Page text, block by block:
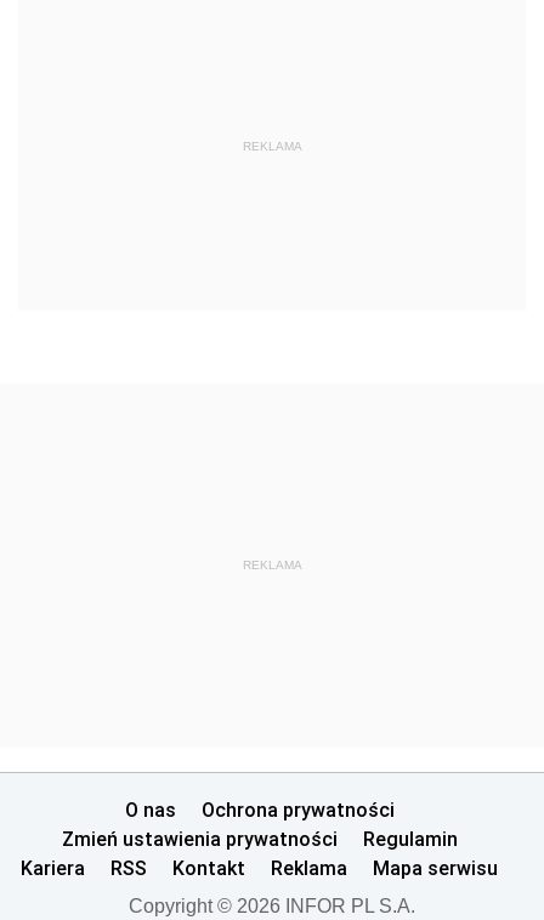
REKLAMA
REKLAMA
O nas
Ochrona prywatności
Zmień ustawienia prywatności
Regulamin
Kariera
RSS Kontakt Reklama Mapa serwisu
Copyright © 2026 INFOR PL S.A.